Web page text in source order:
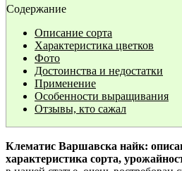
Содержание
Описание сорта
Характеристика цветков
Фото
Достоинства и недостатки
Применение
Особенности выращивания
Отзывы, кто сажал
Клематис Варшавска найк:
характеристика сорта,